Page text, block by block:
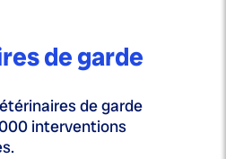
de garde
de garde
interventions